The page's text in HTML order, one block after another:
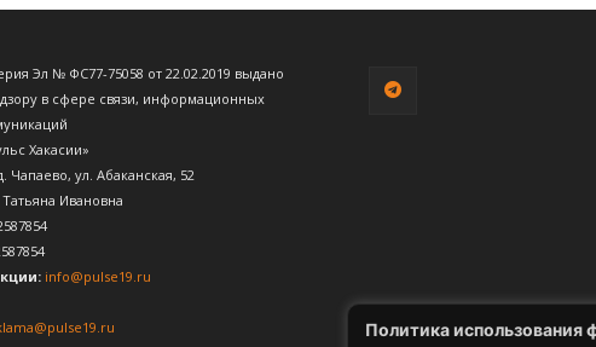
Политика использования
Эл № ФС77-75058 от 22.02.2019 выдано
в сфере связи, информационных
Хакасии»
Чапаево, ул. Абаканская, 52
Ивановна
info@pulse19.ru